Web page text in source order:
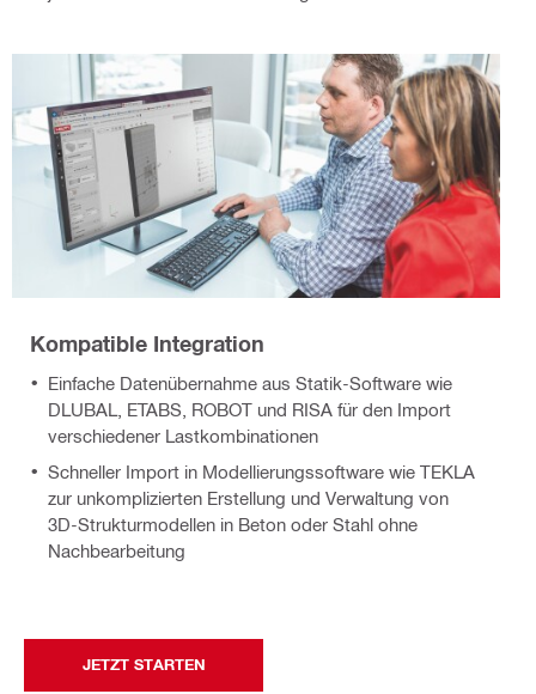
Kompatible Integration
Einfache Datenübernahme aus Statik-Software wie
DLUBAL, ETABS, ROBOT und RISA für den Import
verschiedener Lastkombinationen
Schneller Import in Modellierungssoftware wie TEKLA
zur unkomplizierten Erstellung und Verwaltung von
3D-Strukturmodellen in Beton oder Stahl ohne
Nachbearbeitung
JETZT STARTEN